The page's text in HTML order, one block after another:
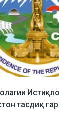
тасдиқ